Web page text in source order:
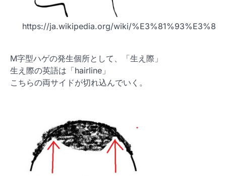
https://ja.wikipedia.org/wiki/
M字型ハゲの発生個所として、「生え際」
生え際の英語は「hairline」
こちらの両サイドが切れ込んでいく。